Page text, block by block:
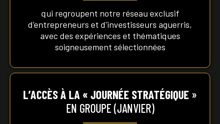
qui regroupent notre réseau exclusif
d'entrepreneurs et d'investisseurs aguerris,
avec des expériences et thématiques
soigneusement sélectionnées
​L’ACCÈS À LA « JOURNÉE STRATÉGIQUE »
EN GROUPE (JANVIER)